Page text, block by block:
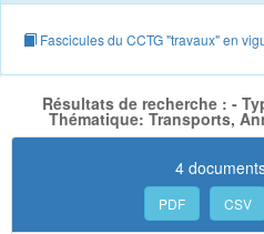
Fascicules du CCTG "travaux" en
Résultats de recherche : -
Thématique: Transports,
4
PDF CSV